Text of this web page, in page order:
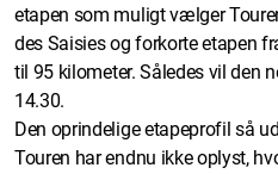
etapen som muligt vælger
des Saisies og forkorte etapen
til 95 kilometer. Således vil den
14.30.
Den oprindelige etapeprofil så
Touren har endnu ikke oplyst,